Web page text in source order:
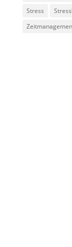
Stress